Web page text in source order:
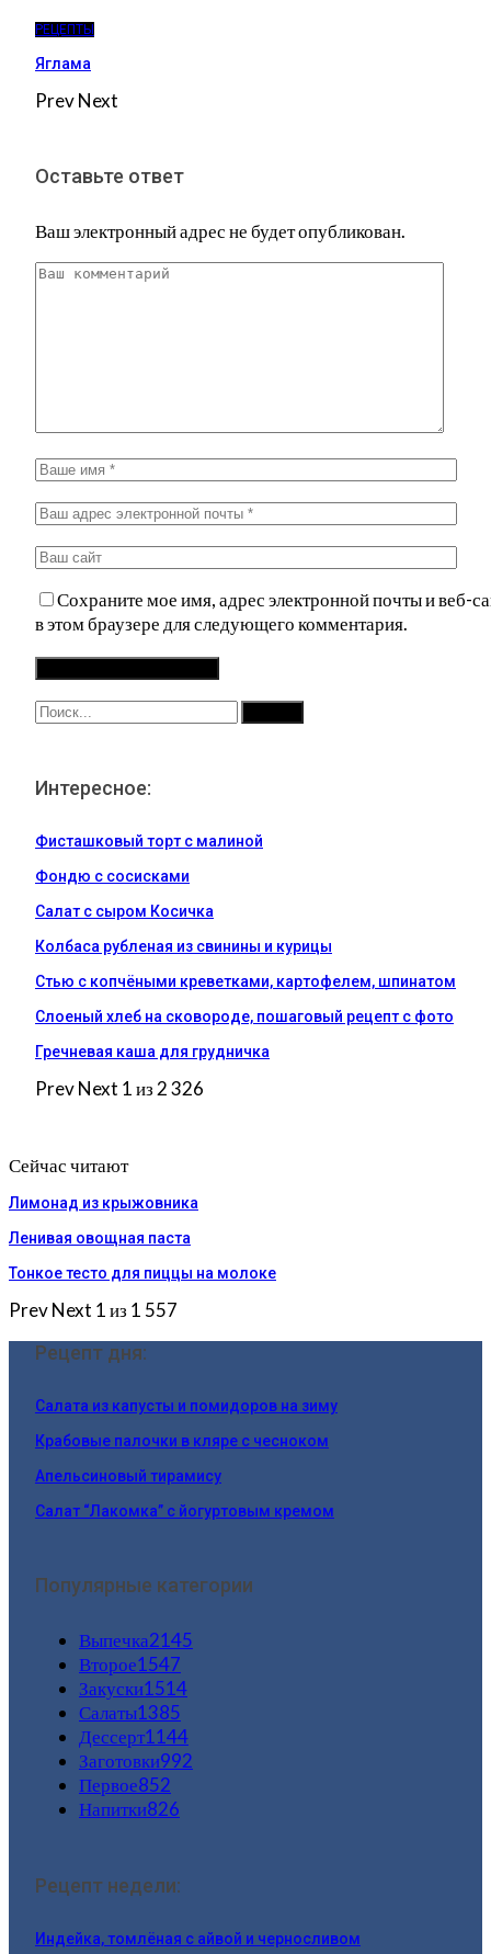
РЕЦЕПТЫ
Яглама
PrevNext
Оставьте ответ
Ваш электронный адрес не будет опубликован.
Сохраните мое имя, адрес электронной почты и веб-
в этом браузере для следующего комментария.
Интересное:
Фисташковый торт с малиной
Фондю с сосисками
Салат с сыром Косичка
Колбаса рубленая из свинины и курицы
Стью с копчёными креветками, картофелем, шпинатом
Слоеный хлеб на сковороде, пошаговый рецепт с фото
Гречневая каша для грудничка
PrevNext 1 из 2 326
Сейчас читают
Лимонад из крыжовника
Ленивая овощная паста
Тонкое тесто для пиццы на молоке
PrevNext 1 из 1 557
Рецепт дня:
Салата из капусты и помидоров на зиму
Крабовые палочки в кляре с чесноком
Апельсиновый тирамису
Салат “Лакомка” с йогуртовым кремом
Популярные категории
Выпечка2145
Второе1547
Закуски1514
Салаты1385
Дессерт1144
Заготовки992
Первое852
Напитки826
Рецепт недели:
Индейка, томлёная с айвой и черносливом